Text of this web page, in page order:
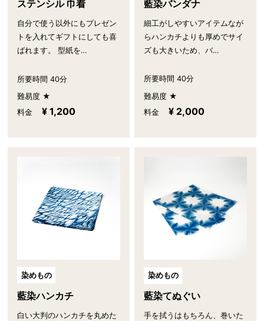
ステンシル 巾着
自分で使う以外にもプレゼン
トを入れてギフトにしても喜
ばれます。 型紙を…
所要時間 40分
難易度 ★
料金
¥ 1,200
藍染バンダナ
細工がしやすいアイテムなが
らハンカチよりも厚めでサイ
ズも大きいため、バ…
所要時間 40分
難易度 ★
料金
¥ 2,000
染めもの
藍染ハンカチ
白い大判のハンカチを丸めた
染めもの
藍染てぬぐい
手を拭うはもちろん、巻いた